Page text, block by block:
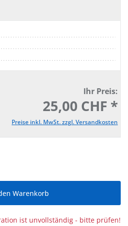
Ihr Preis:
25,00 CHF *
Preise inkl. MwSt. zzgl. Versandkosten
Gib den gewünschten
Warenkorb
ist unvollständig - bitte prüfen!